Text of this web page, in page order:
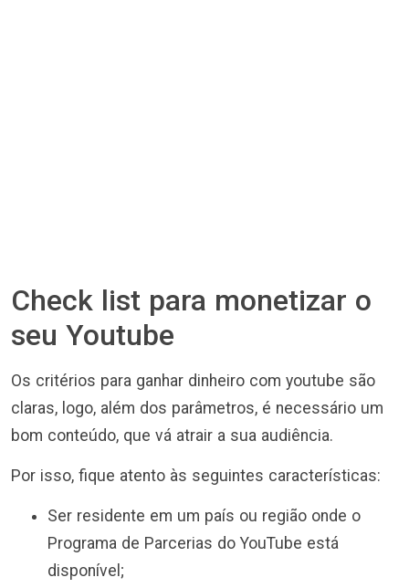
Check list para monetizar o
seu Youtube
Os critérios para ganhar dinheiro com youtube são
claras, logo, além dos parâmetros, é necessário um
bom conteúdo, que vá atrair a sua audiência.
Por isso, fique atento às seguintes características:
Ser residente em um país ou região onde o
Programa de Parcerias do YouTube está
disponível;